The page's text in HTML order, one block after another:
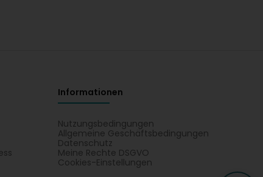
Informationen
Nutzungsbedingungen
Allgemeine Geschäftsbedingungen
Datenschutz
Meine Rechte DSGVO
Cookies-Einstellungen